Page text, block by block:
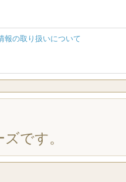
報の取り扱いについて
です。